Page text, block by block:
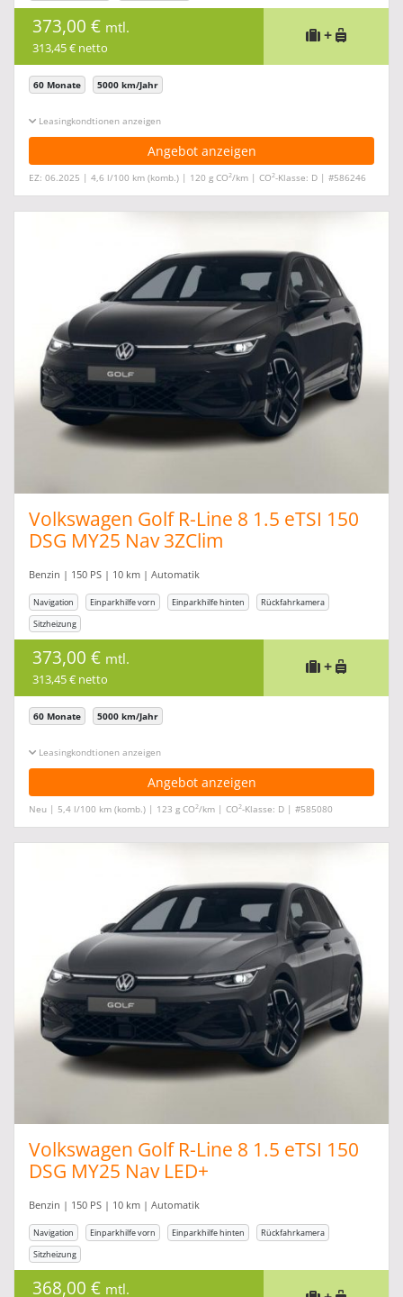
373,00 € mtl.
313,45 € netto
+
60 Monate 5000 km/Jahr
Leasingkonditionen ein-/ausblenden
Angebot anzeigen
EZ: 06.2025 | 4,6 l/100 km (komb.) | 120 g CO2/km | CO2-Klasse: D | #586246
Volkswagen Golf R-Line 8 1.5 eTSI 150
DSG MY25 Nav 3ZClim
Benzin | 150 PS | 10 km | Automatik
Navigation Einparkhilfe vorn Einparkhilfe hinten
Rückfahrkamera
Sitzheizung
373,00 € mtl.
313,45 € netto
+
60 Monate 5000 km/Jahr
Leasingkonditionen ein-/ausblenden
Angebot anzeigen
Neu | 5,4 l/100 km (komb.) | 123 g CO2/km | CO2-Klasse: D | #585080
Volkswagen Golf R-Line 8 1.5 eTSI 150
DSG MY25 Nav LED+
Benzin | 150 PS | 10 km | Automatik
Navigation Einparkhilfe vorn Einparkhilfe hinten
Rückfahrkamera
Sitzheizung
368,00 € mtl.